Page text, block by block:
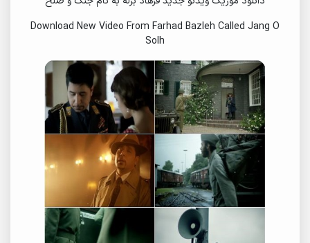
Download New Video From Farhad Bazleh Called Jang O
Solh